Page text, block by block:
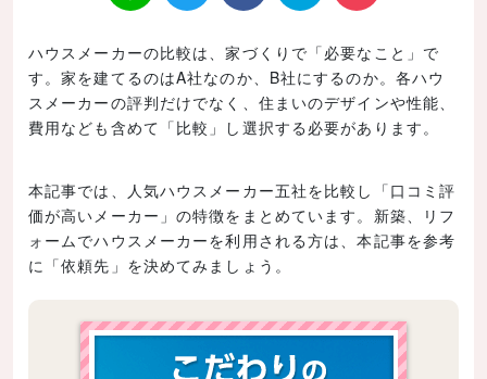
LINE Twitt
er
Face
book
はてなブ
ックマー
ク
Poke
t
ハウスメーカーの比較は、家づくりで「必要なこと」で
す。家を建てるのはA社なのか、B社にするのか。各ハウ
スメーカーの評判だけでなく、住まいのデザインや性能、
費用なども含めて「比較」し選択する必要があります。
本記事では、人気ハウスメーカー五社を比較し「口コミ評
価が高いメーカー」の特徴をまとめています。新築、リフ
ォームでハウスメーカーを利用される方は、本記事を参考
に「依頼先」を決めてみましょう。